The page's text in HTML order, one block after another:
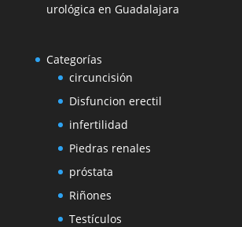
urológica en Guadalajara
Categorías
circuncisión
Disfuncion erectil
infertilidad
Piedras renales
próstata
Riñones
Testículos